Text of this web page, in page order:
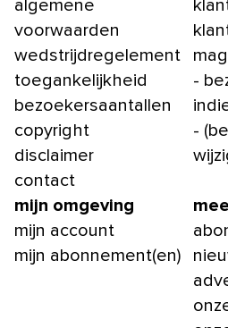
algemene
voorwaarden
wedstrijdregelement
toegankelijkheid
bezoekersaantallen
copyright
disclaimer
contact
-
-
mijn omgeving
mijn account
mijn abonnement(en)